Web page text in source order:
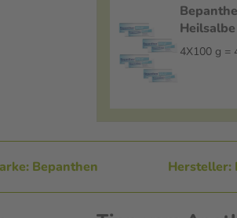
Salbe
4X100 g =
Bepanthen Hersteller: